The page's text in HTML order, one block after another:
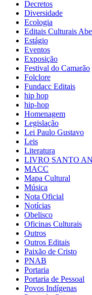
Decretos
Diversidade
Ecologia
Editais Culturais
Estágio
Eventos
Exposição
Festival do Camarão
Folclore
Fundacc Editais
hip hop
hip-hop
Homenagem
Legislação
Lei Paulo Gustavo
Leis
Literatura
LIVRO SANTO
MACC
Mapa Cultural
Música
Nota Oficial
Notícias
Obelisco
Oficinas Culturais
Outros
Outros Editais
Paixão de Cristo
PNAB
Portaria
Portaria de Pessoal
Povos Indígenas